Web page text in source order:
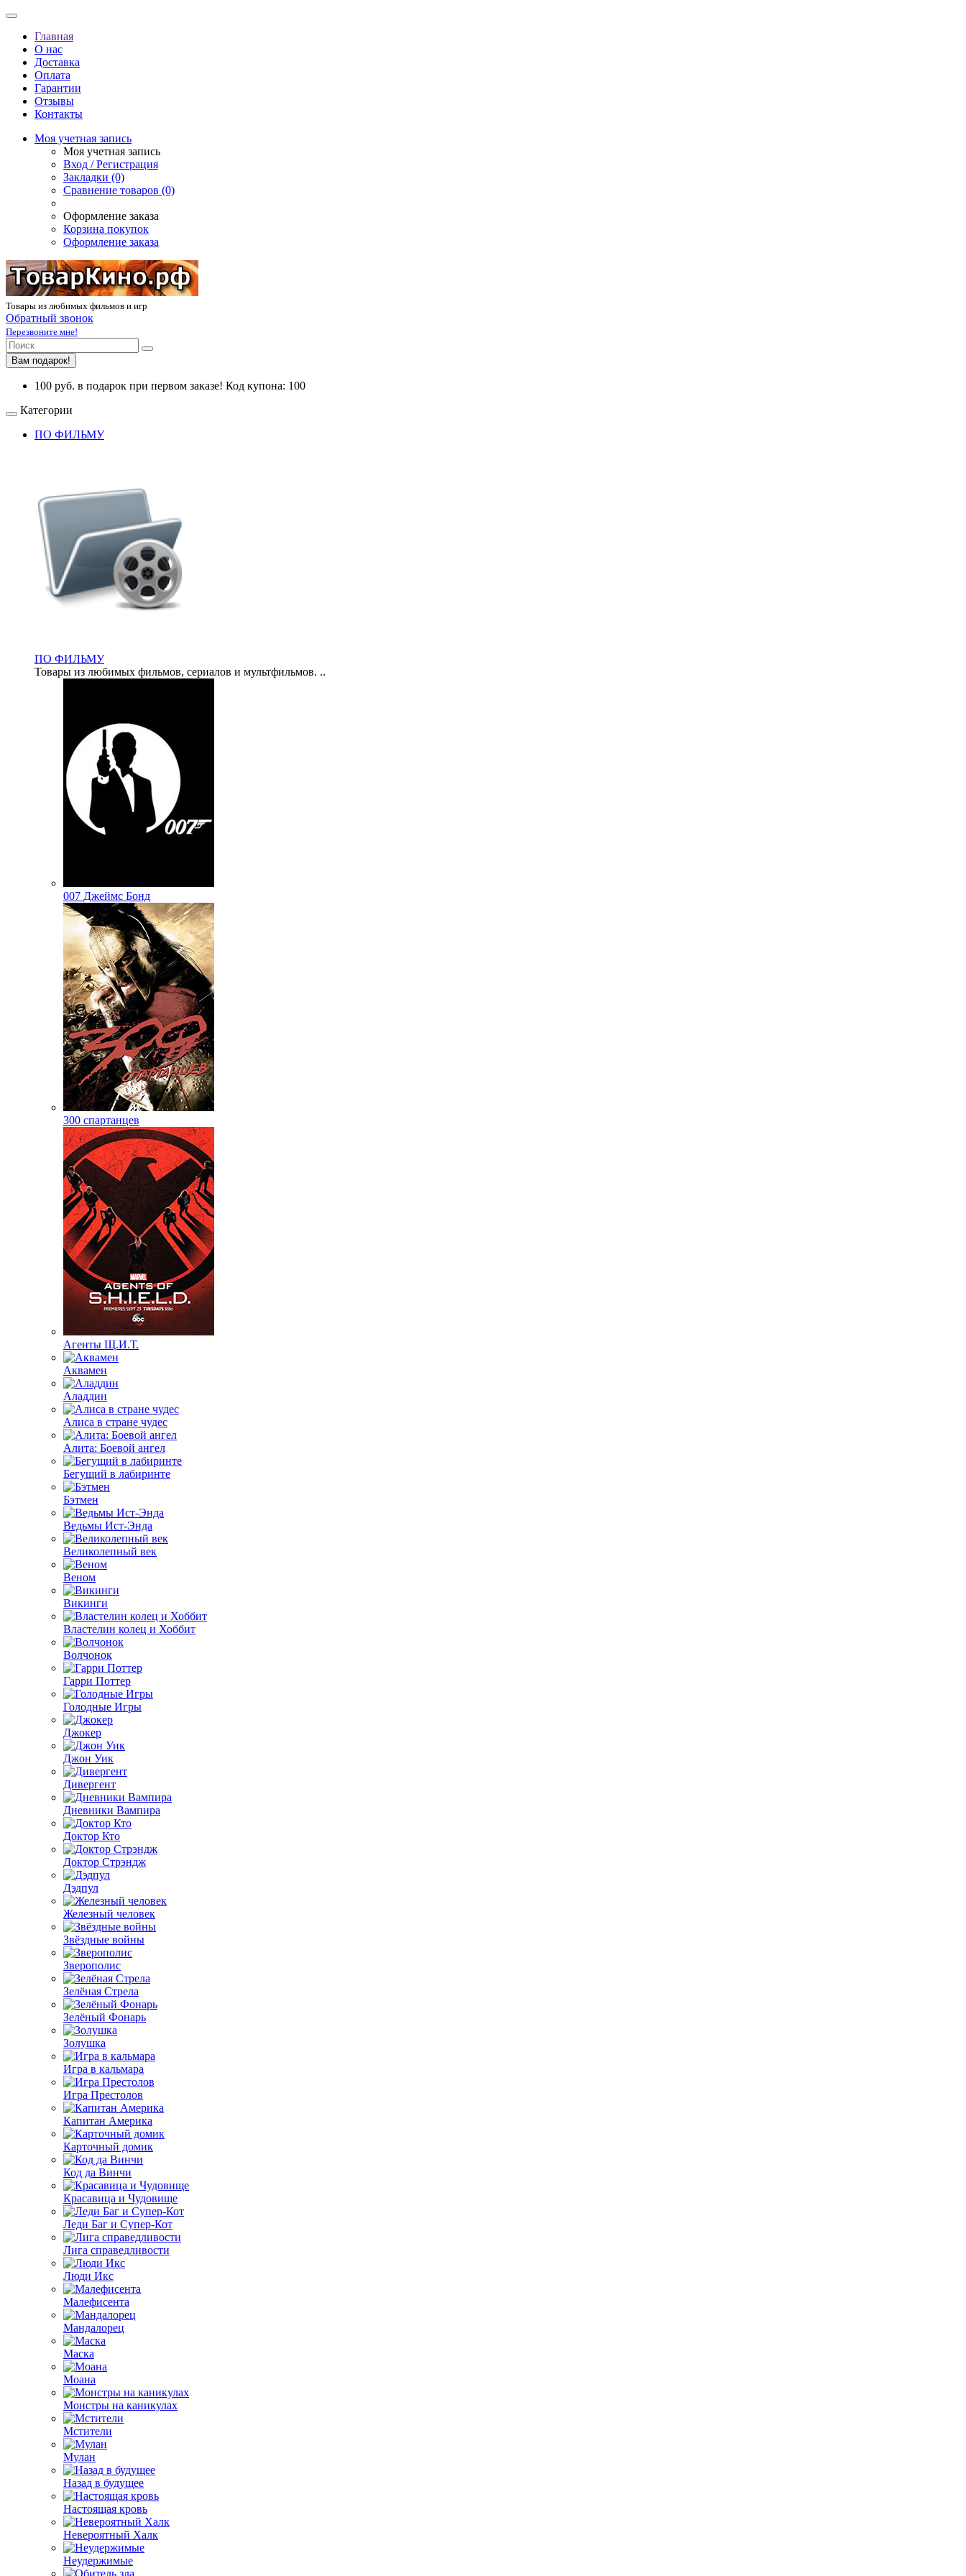
Главная
О нас
Доставка
Оплата
Гарантии
Отзывы
Контакты
Моя учетная запись
Моя учетная запись
Вход / Регистрация
Закладки (0)
Сравнение товаров (0)
Оформление заказа
Корзина покупок
Оформление заказа
Товары из любимых фильмов и игр
Обратный звонок
Перезвоните мне!
Вам подарок!
100 руб. в подарок при первом заказе! Код купона: 100
Категории
ПО ФИЛЬМУ
ПО ФИЛЬМУ
Товары из любимых фильмов, сериалов и мультфильмов. ..
007 Джеймс Бонд
300 спартанцев
Агенты Щ.И.Т.
Аквамен
Аладдин
Алиса в стране чудес
Алита: Боевой ангел
Бегущий в лабиринте
Бэтмен
Ведьмы Ист-Энда
Великолепный век
Веном
Викинги
Властелин колец и Хоббит
Волчонок
Гарри Поттер
Голодные Игры
Джокер
Джон Уик
Дивергент
Дневники Вампира
Доктор Кто
Доктор Стрэндж
Дэдпул
Железный человек
Звёздные войны
Зверополис
Зелёная Стрела
Зелёный Фонарь
Золушка
Игра в кальмара
Игра Престолов
Капитан Америка
Карточный домик
Код да Винчи
Красавица и Чудовище
Леди Баг и Супер-Кот
Лига справедливости
Люди Икс
Малефисента
Мандалорец
Маска
Моана
Монстры на каникулах
Мстители
Мулан
Назад в будущее
Настоящая кровь
Невероятный Халк
Неудержимые